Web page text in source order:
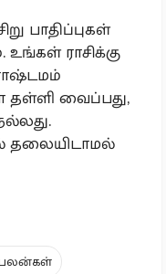
பாதிப்புகள்
உங்கள் ராசிக்கு
தள்ளி வைப்பது,
தலையிடாமல்
பலன்கள்